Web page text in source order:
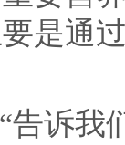
是通
告诉